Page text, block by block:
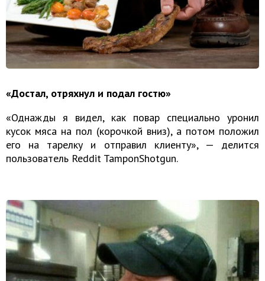
«Достал, отряхнул и подал гостю»
«Однажды я видел, как повар специально уронил
кусок мяса на пол (корочкой вниз), а потом положил
его на тарелку и отправил клиенту», — делится
пользователь Reddit TamponShotgun.